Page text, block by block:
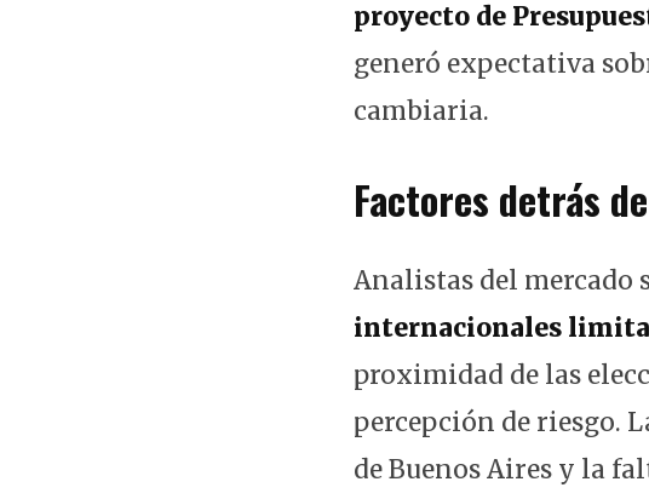
proyecto de
generó expectativa
cambiaria.
Factores detrás
Analistas del mercado
internacionales
proximidad de las
percepción de riesgo.
de Buenos Aires y la